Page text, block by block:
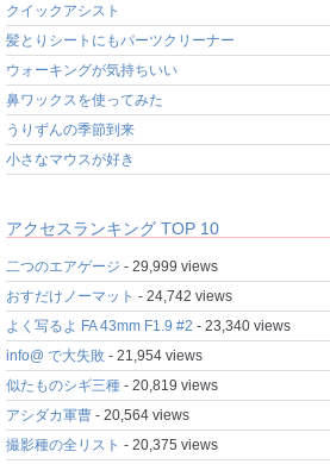
クイックアシスト
髪とりシートにもパーツクリーナー
ウォーキングが気持ちいい
鼻ワックスを使ってみた
うりずんの季節到来
小さなマウスが好き
アクセスランキング TOP 10
二つのエアゲージ - 29,999 views
おすだけノーマット - 24,742 views
よく写るよ FA 43mm F1.9 #2 - 23,340 views
info@ で大失敗 - 21,954 views
似たものシギ三種 - 20,819 views
アシダカ軍曹 - 20,564 views
撮影種の全リスト - 20,375 views